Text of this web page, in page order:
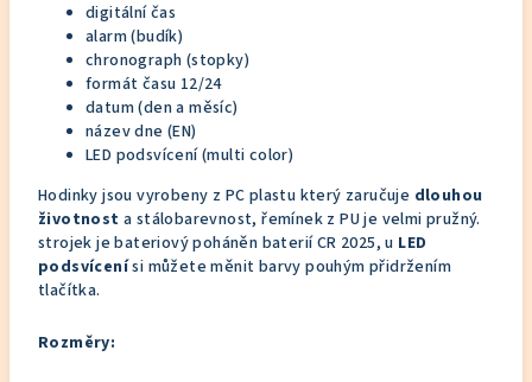
digitální čas
alarm (budík)
chronograph (stopky)
formát času 12/24
datum (den a měsíc)
název dne (EN)
LED podsvícení (multi color)
Hodinky jsou vyrobeny z PC plastu který zaručuje dlouhou
životnost a stálobarevnost, řemínek z PU je velmi pružný.
strojek je bateriový poháněn baterií CR 2025, u LED
podsvícenísi můžete měnit barvy pouhým přidržením
tlačítka.
Rozměry: